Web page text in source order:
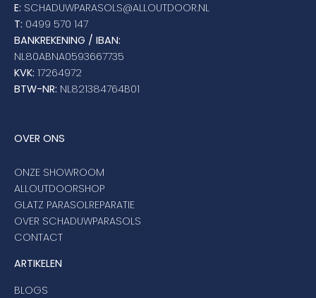
E: SCHADUWPARASOLS@ALLOUTDOOR.NL
T: 0499 570 147
BANKREKENING / IBAN:
NL80ABNA0593667735
KVK: 17264972
BTW-NR: NL821384764B01
OVER ONS
ONZE SHOWROOM
ALLOUTDOORSHOP
GLATZ PARASOLREPARATIE
OVER SCHADUWPARASOLS
CONTACT
ARTIKELEN
BLOGS